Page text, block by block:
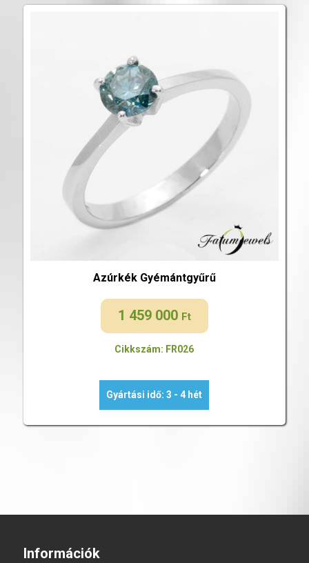
Azúrkék Gyémántgyűrű
1 459 000 Ft
Cikkszám: FR026
Gyártási idő: 3 - 4 hét
Információk